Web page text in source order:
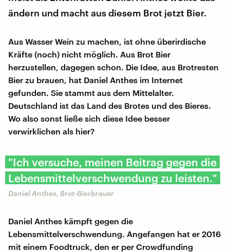
ändern und macht aus diesem Brot jetzt Bier.
Aus Wasser Wein zu machen, ist ohne überirdische
Kräfte (noch) nicht möglich. Aus Brot Bier
herzustellen, dagegen schon. Die Idee, aus Brotresten
Bier zu brauen, hat Daniel Anthes im Internet
gefunden. Sie stammt aus dem Mittelalter.
Deutschland ist das Land des Brotes und des Bieres.
Wo also sonst ließe sich diese Idee besser
verwirklichen als hier?
"Ich versuche, meinen Beitrag gegen die
Lebensmittelverschwendung zu leisten."
Daniel Anthes, Brot-Bierbrauer
Daniel Anthes kämpft gegen die
Lebensmittelverschwendung. Angefangen hat er 2016
mit einem Foodtruck, den er per Crowdfunding